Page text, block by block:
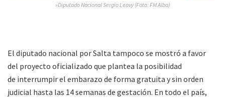
»Diputado Nacional Sergio Leavy (Foto: FM Alba)
El diputado nacional por Salta tampoco se mostró a favor
del proyecto oficializado que plantea la posibilidad
de interrumpir el embarazo de forma gratuita y sin orden
judicial hasta las 14 semanas de gestación. En todo el país,